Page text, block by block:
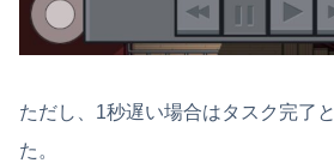
ただし、1秒遅い場合はタスク完了
た。